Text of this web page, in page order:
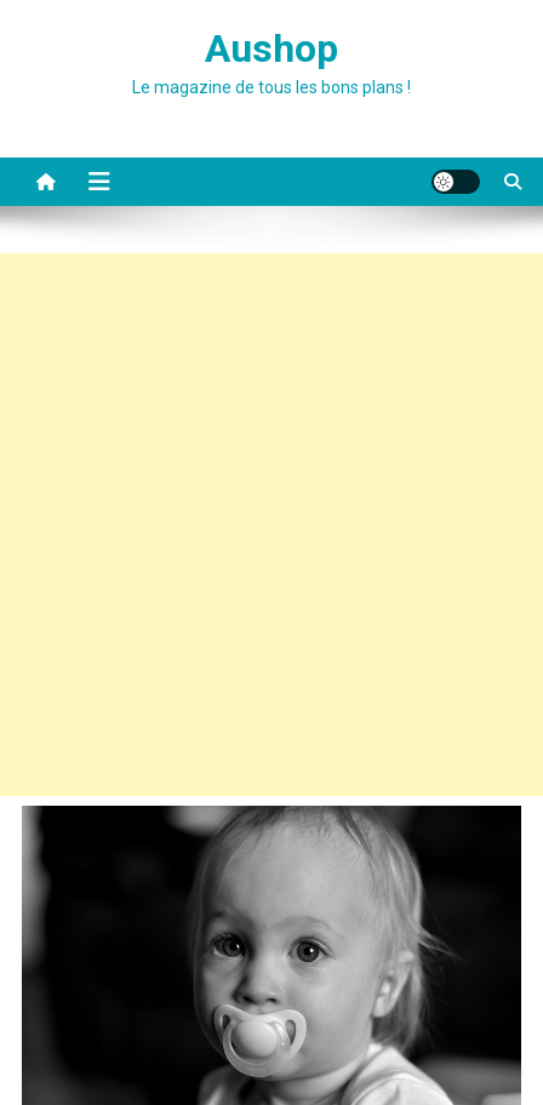
Aushop
Le magazine de tous les bons plans !